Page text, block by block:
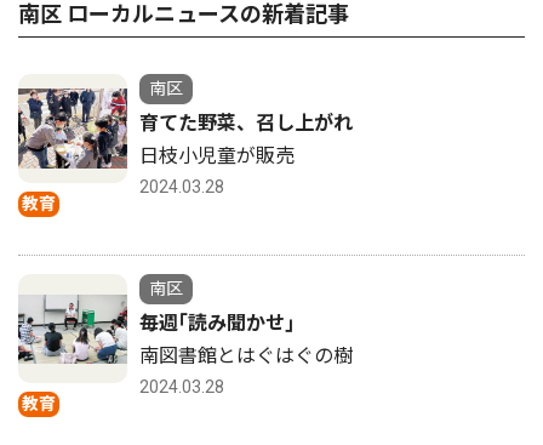
南区 ローカルニュースの新着記事
教育
南区
育てた野菜、召し上がれ
日枝小児童が販売
2024.03.28
教育
南区
毎週｢読み聞かせ｣
南図書館とはぐはぐの樹
2024.03.28